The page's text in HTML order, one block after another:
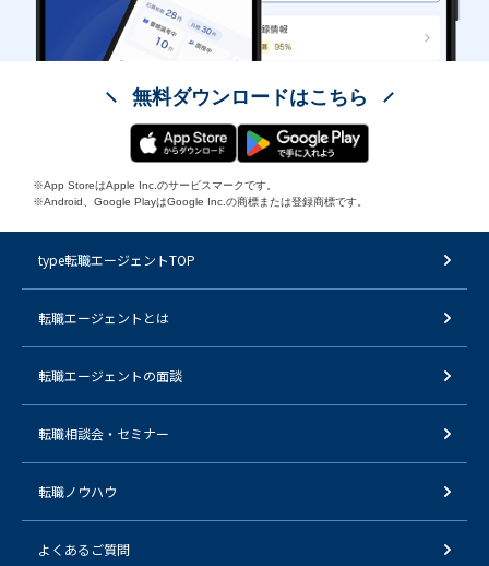
無料ダウンロードはこちら
※App StoreはApple Inc.のサービスマークです。
※Android、Google PlayはGoogle Inc.の商標または登録商標です。
type転職エージェントTOP
転職エージェントとは
転職エージェントの面談
転職相談会・セミナー
転職ノウハウ
よくあるご質問